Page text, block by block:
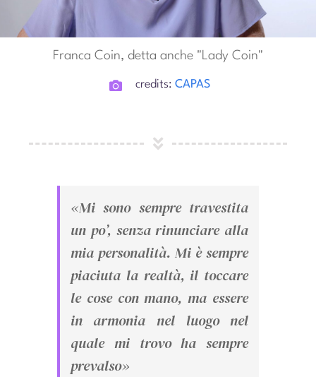
Franca Coin, detta anche "Lady Coin"
credits:CAPAS
«Mi sono sempre travestita
un po’, senza rinunciare alla
mia personalità. Mi è sempre
piaciuta la realtà, il toccare
le cose con mano, ma essere
in armonia nel luogo nel
quale mi trovo ha sempre
prevalso»